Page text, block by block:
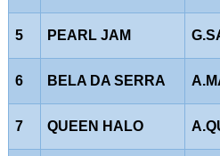
5 PEARL JAM
6 BELA DA SERRA
7 QUEEN HALO